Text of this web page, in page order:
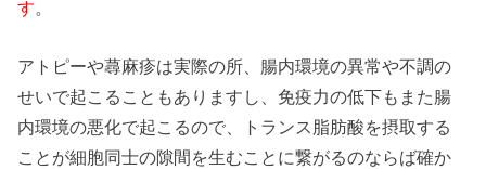
す。
アトピーや蕁麻疹は実際の所、腸内環境の異常や不調の
せいで起こることもありますし、免疫力の低下もまた腸
内環境の悪化で起こるので、トランス脂肪酸を摂取する
ことが細胞同士の隙間を生むことに繋がるのならば確か